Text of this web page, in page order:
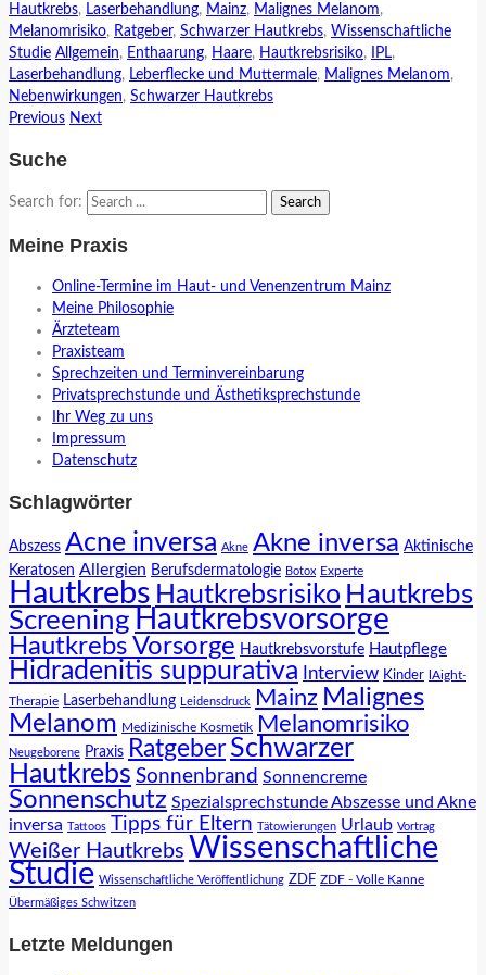
Hautkrebs, Laserbehandlung, Mainz, Malignes Melanom,
Melanomrisiko, Ratgeber, Schwarzer Hautkrebs, Wissenschaftliche
Studie Allgemein, Enthaarung, Haare, Hautkrebsrisiko, IPL,
Laserbehandlung, Leberflecke und Muttermale, Malignes Melanom,
Nebenwirkungen, Schwarzer Hautkrebs
Previous Next
Suche
Search for:
Meine Praxis
Online-Termine im Haut- und Venenzentrum Mainz
Meine Philosophie
Ärzteteam
Praxisteam
Sprechzeiten und Terminvereinbarung
Privatsprechstunde und Ästhetiksprechstunde
Ihr Weg zu uns
Impressum
Datenschutz
Schlagwörter
Abszess Acne inversa Akne Akne inversa Aktinische
Keratosen Allergien Berufsdermatologie Botox Experte
Hautkrebs Hautkrebsrisiko Hautkrebs
Screening Hautkrebsvorsorge
Hautkrebs Vorsorge Hautkrebsvorstufe Hautpflege
Hidradenitis suppurativa Interview Kinder lAight-
Therapie Laserbehandlung Leidensdruck Mainz Malignes
Melanom Medizinische Kosmetik Melanomrisiko
Neugeborene Praxis Ratgeber Schwarzer
Hautkrebs Sonnenbrand Sonnencreme
Sonnenschutz Spezialsprechstunde Abszesse und Akne
inversa Tattoos Tipps für Eltern Tätowierungen Urlaub Vortrag
Weißer Hautkrebs Wissenschaftliche
Studie Wissenschaftliche Veröffentlichung ZDF ZDF - Volle Kanne
Übermäßiges Schwitzen
Letzte Meldungen